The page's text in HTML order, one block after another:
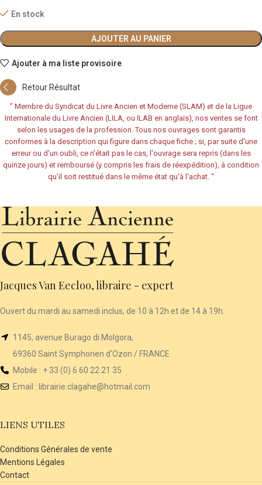
En stock
AJOUTER AU PANIER
Ajouter à ma liste provisoire
Retour Résultat
" Membre du Syndicat du Livre Ancien et Moderne (SLAM) et de la Ligue
Internationale du Livre Ancien (LILA, ou ILAB en anglais), nos ventes se font
selon les usages de la profession. Tous nos ouvrages sont garantis
conformes à la description qui figure dans chaque fiche ; si, par suite d'une
erreur ou d'un oubli, ce n'était pas le cas, l'ouvrage sera repris (dans les
quinze jours) et remboursé (y compris les frais de réexpédition), à condition
qu'il soit restitué dans le même état qu'à l'achat. "
Jacques Van Eecloo, libraire - expert
Ouvert du mardi au samedi inclus, de 10 à 12h et de 14 à 19h.
1145, avenue Burago di Molgora,
69360 Saint Symphorien d'Ozon / FRANCE
Mobile : + 33 (0) 6 60 22 21 35
Email : librairie .clagahe@hotmail.com
LIENS UTILES
Conditions Générales de vente
Mentions Légales
Contact